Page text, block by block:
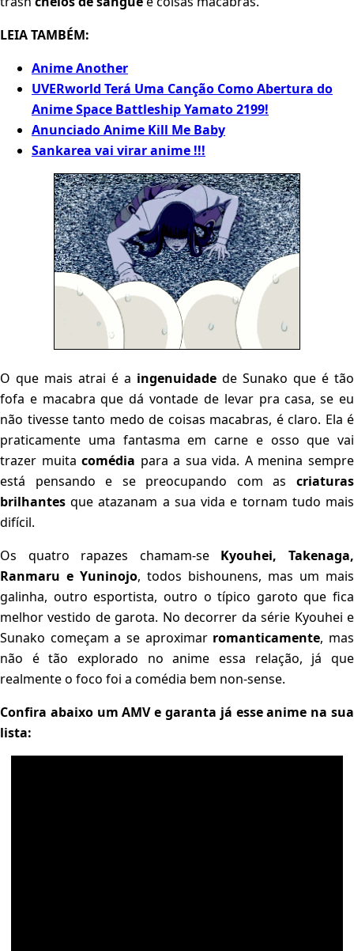
LEIA TAMBÉM:
Anime Another
UVERworld Terá Uma Canção Como Abertura do
Anime Space Battleship Yamato 2199!
Anunciado Anime Kill Me Baby
Sankarea vai virar anime !!!
O que mais atrai é a ingenuidade de Sunako que é tão
fofa e macabra que dá vontade de levar pra casa, se eu
não tivesse tanto medo de coisas macabras, é claro. Ela é
praticamente uma fantasma em carne e osso que vai
trazer muitacomédia para a sua vida. A menina sempre
está pensando e se preocupando com as criaturas
brilhantesque atazanam a sua vida e tornam tudo mais
difícil.
Os quatro rapazes chamam-se Kyouhei, Takenaga,
Ranmaru e Yuninojo, todos bishounens, mas um mais
galinha, outro esportista, outro o típico garoto que fica
melhor vestido de garota. No decorrer da série Kyouhei e
Sunako começam a se aproximar romanticamente, mas
não é tão explorado no anime essa relação, já que
realmente o foco foi a comédia bem non-sense.
Confira abaixo um AMV e garanta já esse anime na sua
lista: